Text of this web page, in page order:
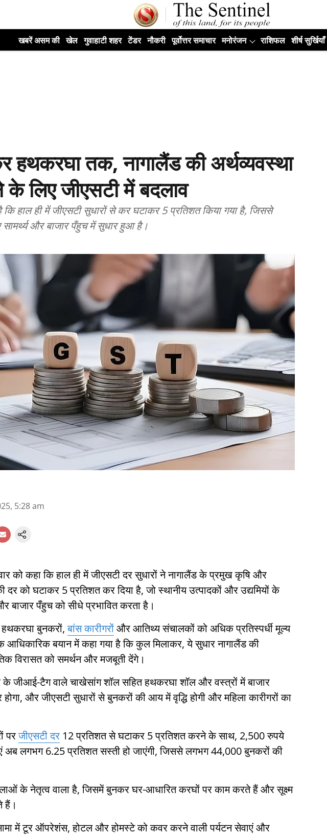
खबरें असम की खेल गुवाहाटी शहर टेंडर नौकरी पूर्वोत्तर समाचार मनोरंजन राशिफल शीर्ष सुर्खियाँ
हथकरघा तक, नागालैंड की अर्थव्यवस्था
के लिए जीएसटी में बदलाव
हाल ही में जीएसटी सुधारों से कर घटाकर 5 प्रतिशत किया गया है, जिससे
सामर्थ्य और बाजार पँहुच में सुधार हुआ है।
5:28 am
को कहा कि हाल ही में जीएसटी दर सुधारों ने नागालैंड के प्रमुख कृषि और
दर को घटाकर 5 प्रतिशत कर दिया है, जो स्थानीय उत्पादकों और उद्यमियों के
और बाजार पँहुच को सीधे प्रभावित करता है।
हथकरघा बुनकरों,बांस कारीगरोंऔर आतिथ्य संचालकों को अधिक प्रतिस्पर्धी मूल्य
आधिकारिक बयान में कहा गया है कि कुल मिलाकर, ये सुधार नागालैंड की
विरासत को समर्थन और मजबूती देंगे।
के जीआई-टैग वाले चाखेसांग शॉल सहित हथकरघा शॉल और वस्त्रों में बाजार
होगा, और जीएसटी सुधारों से बुनकरों की आय में वृद्धि होगी और महिला कारीगरों का
परजीएसटी दर 12 प्रतिशत से घटाकर 5 प्रतिशत करने के साथ, 2,500 रुपये
अब लगभग 6.25 प्रतिशत सस्ती हो जाएंगी, जिससे लगभग 44,000 बुनकरों की
के नेतृत्व वाला है, जिसमें बुनकर घर-आधारित करघों पर काम करते हैं और सूक्ष्म
हैं।
में टूर ऑपरेशंस, होटल और होमस्टे को कवर करने वाली पर्यटन सेवाएं और